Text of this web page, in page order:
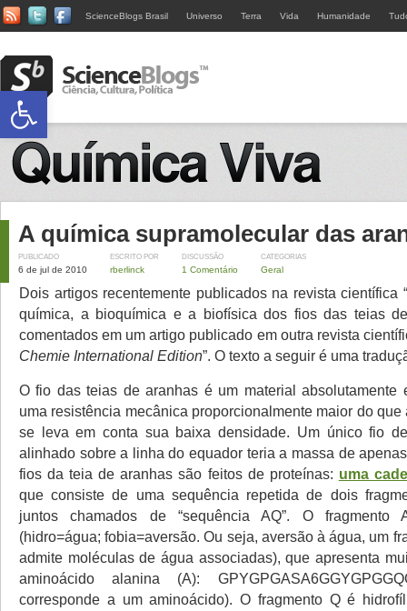
ScienceBlogs Brasil Universo Terra Vida Humanidade
A química supramolecular das
PUBLICADO
6 de jul de 2010
ESCRITO POR
rberlinck
DISCUSSÃO
1 Comentário
CATEGORIAS
Geral
Dois artigos recentemente publicados na revista científica “
química, a bioquímica e a biofísica dos fios das teias
comentados em um artigo publicado em outra revista
Chemie International Edition”. O texto a seguir é uma
O fio das teias de aranhas é um material absolutamente
uma resistência mecânica proporcionalmente maior do que
se leva em conta sua baixa densidade. Um único fio
alinhado sobre a linha do equador teria a massa de
fios da teia de aranhas são feitos de proteínas: uma
que consiste de uma sequência repetida de dois
juntos chamados de “sequência AQ”. O fragmento
(hidro=água; fobia=aversão. Ou seja, aversão à água, um
admite moléculas de água associadas), que apresenta
aminoácido alanina (A):
corresponde a um aminoácido). O fragmento Q é
Abrir a barra de ferramentas